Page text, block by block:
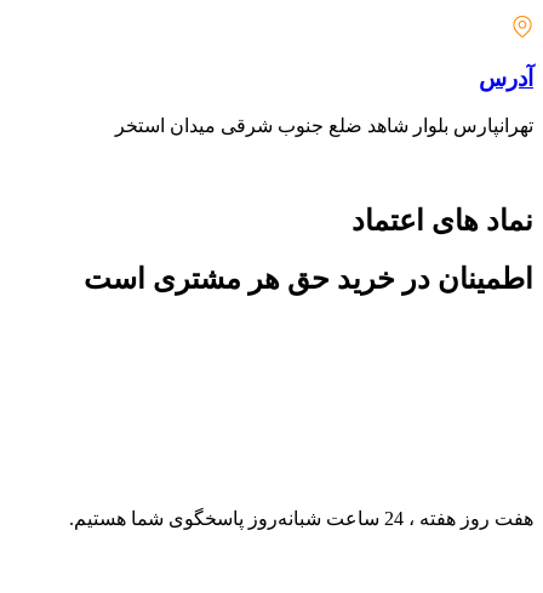
آدرس
تهرانپارس بلوار شاهد ضلع جنوب شرقی میدان استخر
نماد های اعتماد
اطمینان در خرید حق هر مشتری است
هفت روز هفته ، 24 ساعت شبانه‌روز پاسخگوی شما هستیم.